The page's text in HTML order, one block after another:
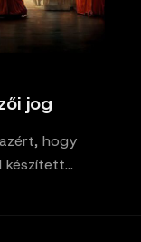
jog
hogy
készített…